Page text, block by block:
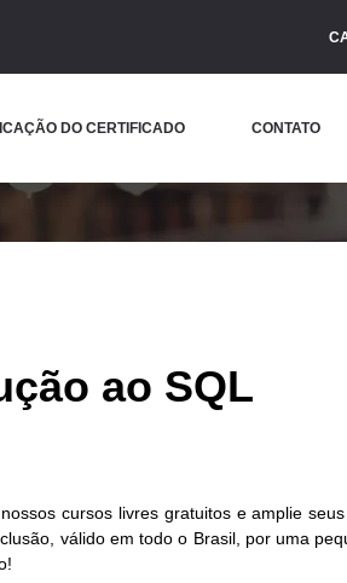
DO CERTIFICADO CONTATO
ao SQL
cursos livres gratuitos e amplie seus
válido em todo o Brasil, por uma